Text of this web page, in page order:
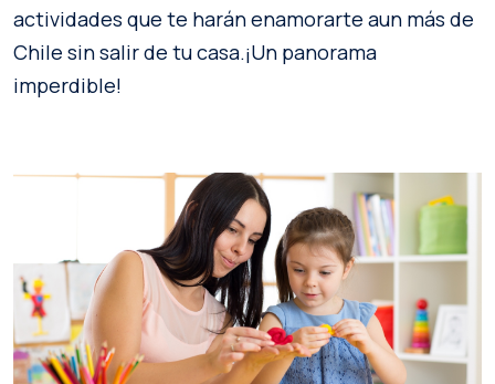
actividades que te harán enamorarte aun más de
Chile sin salir de tu casa.¡Un panorama
imperdible!